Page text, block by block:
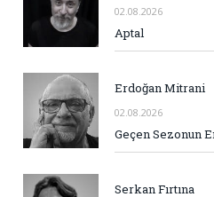
02.08.2026
Aptal
Erdoğan Mitrani
02.08.2026
Geçen Sezonun
Serkan Fırtına